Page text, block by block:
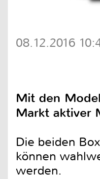
08.12.2016
Mit den
Markt aktiver
Die beiden
können
werden.